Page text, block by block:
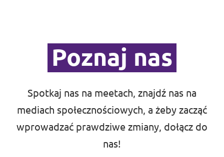
Poznaj nas
Spotkaj nas na meetach, znajdź nas na
mediach społecznościowych, a żeby zacząć
wprowadzać prawdziwe zmiany, dołącz do
nas!